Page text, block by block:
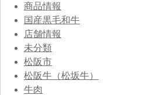
商品情報
国産黒毛和牛
店舗情報
未分類
松阪市
松阪牛（松坂牛）
牛肉